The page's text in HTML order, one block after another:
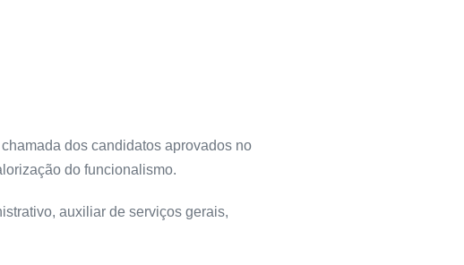
dos candidatos aprovados no
do funcionalismo.
auxiliar de serviços gerais,